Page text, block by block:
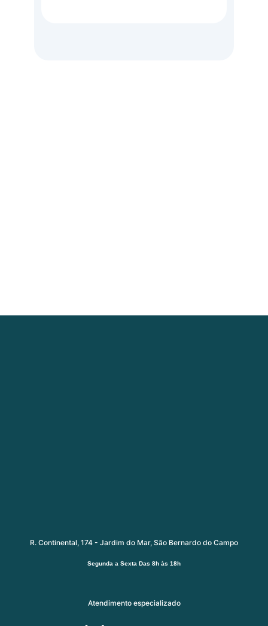
R. Continental, 174 - Jardim do Mar, São Bernardo do Campo
Segunda a Sexta Das 8h às 18h
Atendimento especializado